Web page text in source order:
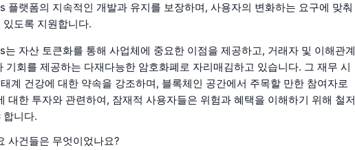
플랫폼의 지속적인 개발과 유지를 보장하며, 사용자의 변화하는 요구에 맞춰
도록 지원합니다.
자산 토큰화를 통해 사업체에 중요한 이점을 제공하고, 거래자 및 이해관계
기회를 제공하는 다재다능한 암호화폐로 자리매김하고 있습니다. 그 재무 시
계 건강에 대한 약속을 강조하며, 블록체인 공간에서 주목할 만한 참여자로
대한 투자와 관련하여, 잠재적 사용자들은 위험과 혜택을 이해하기 위해 철저
합니다.
사건들은 무엇이었나요?